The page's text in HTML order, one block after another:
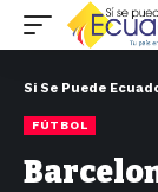
Si Se Puede
FÚTBOL